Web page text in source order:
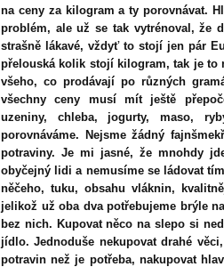
na ceny za kilogram a ty porovnávat.
problém, ale už se tak vytrénoval, že
strašně lákavé, vždyť to stojí jen pár
přelouská kolik stojí kilogram, tak je to
všeho, co prodávají po různých
všechny ceny musí mít ještě
uzeniny, chleba, jogurty, maso,
porovnáváme. Nejsme žádný
potraviny. Je mi jasné, že mnohdy
obyčejný lidi a nemusíme se ládovat
něčeho, tuku, obsahu vláknin,
jelikož už oba dva potřebujeme brýle
bez nich. Kupovat něco na slepo si
jídlo. Jednoduše nekupovat drahé
potravin než je potřeba, nakupovat